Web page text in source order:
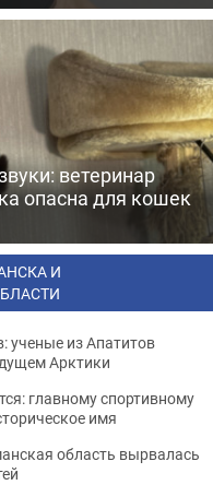
ветеринар
опасна для кошек
И
ученые из Апатитов
Арктики
главному спортивному
имя
область вырвалась